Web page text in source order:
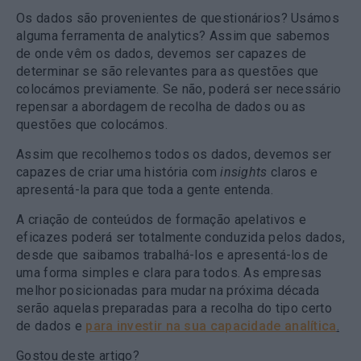
Os dados são provenientes de questionários? Usámos
alguma ferramenta de analytics? Assim que sabemos
de onde vêm os dados, devemos ser capazes de
determinar se são relevantes para as questões que
colocámos previamente. Se não, poderá ser necessário
repensar a abordagem de recolha de dados ou as
questões que colocámos.
Assim que recolhemos todos os dados, devemos ser
capazes de criar uma história com insights claros e
apresentá-la para que toda a gente entenda.
A criação de conteúdos de formação apelativos e
eficazes poderá ser totalmente conduzida pelos dados,
desde que saibamos trabalhá-los e apresentá-los de
uma forma simples e clara para todos. As empresas
melhor posicionadas para mudar na próxima década
serão aquelas preparadas para a recolha do tipo certo
de dados e para investir na sua capacidade analítica
Gostou deste artigo?